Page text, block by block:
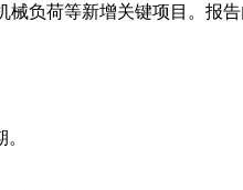
负荷等新增关键项目。报